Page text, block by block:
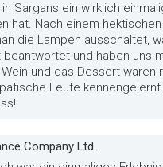
Sargans ein wirklich
hat. Nach einem
die Lampen ausschaltet,
und haben
und das Dessert
Leute
Company Ltd.